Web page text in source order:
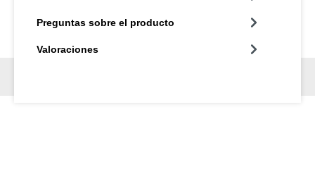
Preguntas sobre el producto
Valoraciones